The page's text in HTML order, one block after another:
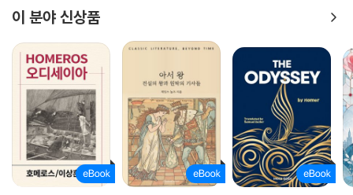
사학교에 입학시킨다. 그곳의 교육은 신식 전투와 무기를 다룰 뿐 아니라,
그곳에 모인 청년들의 시각도 넓었다. 그들은 세상을 향해 사상적으로 새
롭게 계발되어, 위대한 조국의 재건에는 혁명이 필요하다는 것을 자각하게
된다. 아들 왕옌도 그 영향을 받는다. 오랜만에 돌아온 아들 왕옌은 혁명군
의 옷을 입고 아버지 앞에 나타난다. 이것은 군벌수령 왕후에게는 하늘이
무너지는 듯한 충격이었다. 왕후는 군도를 뽑아 들었으나 이윽고 맥이 빠
져, 충직한 늙은 하인이 들고 있던 따뜻한 술잔을 겹쳐 가슴속 눈물을 억누
른다. 여기서 작가는 인간으로서의 고뇌와 함께, 이제 막 눈뜨기 시작한 청
년의 고뇌를 그렸다.
이 분야 신상품